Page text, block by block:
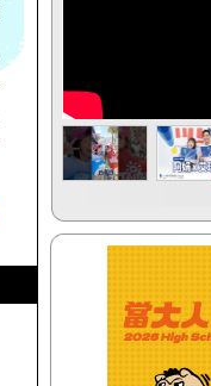
(南
流
【Next】
(
流